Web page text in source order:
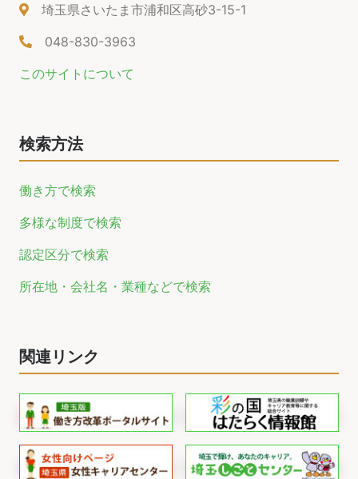
埼玉県さいたま市浦和区高砂3-15-1
048-830-3963
このサイトについて
検索方法
働き方で検索
多様な制度で検索
認定区分で検索
所在地・会社名・業種などで検索
関連リンク